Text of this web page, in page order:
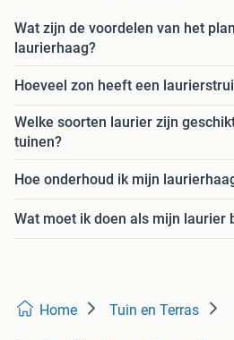
Wat zijn de voordelen van het
laurierhaag?
Hoeveel zon heeft een
Welke soorten laurier zijn
tuinen?
Hoe onderhoud ik mijn
Wat moet ik doen als mijn laurier
Home Tuin en Terras